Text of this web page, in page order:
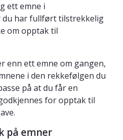
ett emne i
du har fullført tilstrekkelig
om opptak til
enn ett emne om gangen,
i den rekkefølgen du
på at du får en
for opptak til
på emner